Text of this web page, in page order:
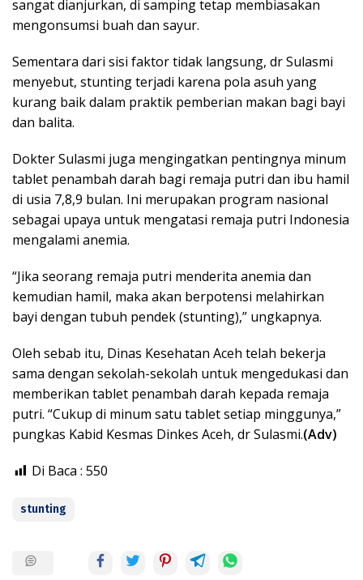
sangat dianjurkan, di samping tetap membiasakan
mengonsumsi buah dan sayur.
Sementara dari sisi faktor tidak langsung, dr Sulasmi
menyebut, stunting terjadi karena pola asuh yang
kurang baik dalam praktik pemberian makan bagi bayi
dan balita.
Dokter Sulasmi juga mengingatkan pentingnya minum
tablet penambah darah bagi remaja putri dan ibu hamil
di usia 7,8,9 bulan. Ini merupakan program nasional
sebagai upaya untuk mengatasi remaja putri Indonesia
mengalami anemia.
“Jika seorang remaja putri menderita anemia dan
kemudian hamil, maka akan berpotensi melahirkan
bayi dengan tubuh pendek (stunting),” ungkapnya.
Oleh sebab itu, Dinas Kesehatan Aceh telah bekerja
sama dengan sekolah-sekolah untuk mengedukasi dan
memberikan tablet penambah darah kepada remaja
putri. “Cukup di minum satu tablet setiap minggunya,”
pungkas Kabid Kesmas Dinkes Aceh, dr Sulasmi.(Adv)
Di Baca : 550
stunting